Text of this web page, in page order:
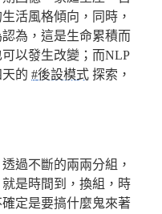
活風格傾向，同時，
認為，這是生命累積而
以發生改變；而NLP
的 #後設模式 探索，
過不斷的兩兩分組，
是時間到，換組，時
定是要搞什麼鬼來著